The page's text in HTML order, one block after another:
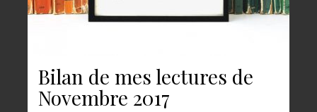
Bilan de mes lectures de
Novembre 2017